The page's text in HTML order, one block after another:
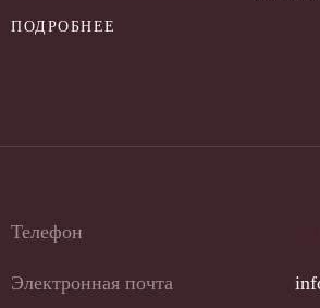
ПОДРОБНЕЕ
Телефон
Электронная почта